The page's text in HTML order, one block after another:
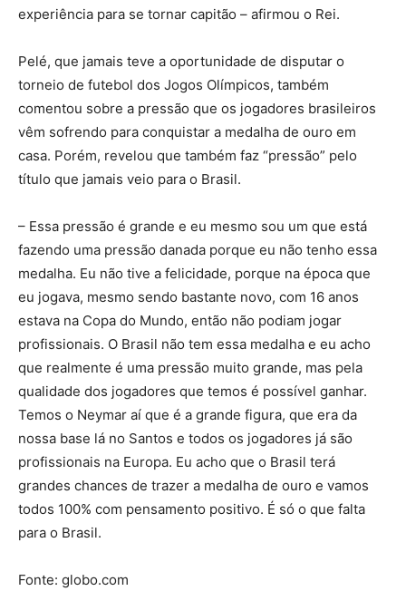
experiência para se tornar capitão – afirmou o Rei.
Pelé, que jamais teve a oportunidade de disputar o
torneio de futebol dos Jogos Olímpicos, também
comentou sobre a pressão que os jogadores brasileiros
vêm sofrendo para conquistar a medalha de ouro em
casa. Porém, revelou que também faz “pressão” pelo
título que jamais veio para o Brasil.
– Essa pressão é grande e eu mesmo sou um que está
fazendo uma pressão danada porque eu não tenho essa
medalha. Eu não tive a felicidade, porque na época que
eu jogava, mesmo sendo bastante novo, com 16 anos
estava na Copa do Mundo, então não podiam jogar
profissionais. O Brasil não tem essa medalha e eu acho
que realmente é uma pressão muito grande, mas pela
qualidade dos jogadores que temos é possível ganhar.
Temos o Neymar aí que é a grande figura, que era da
nossa base lá no Santos e todos os jogadores já são
profissionais na Europa. Eu acho que o Brasil terá
grandes chances de trazer a medalha de ouro e vamos
todos 100% com pensamento positivo. É só o que falta
para o Brasil.
Fonte: globo.com